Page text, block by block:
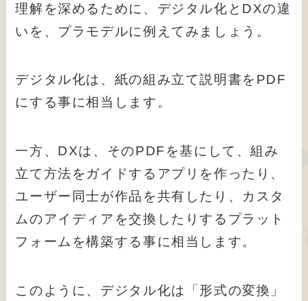
理解を深めるために、デジタル化とDXの違
いを、プラモデルに例えてみましょう。
デジタル化は、紙の組み立て説明書をPDF
にする事に相当します。
一方、DXは、そのPDFを基にして、組み
立て方法をガイドするアプリを作ったり、
ユーザー同士が作品を共有したり、カスタ
ムのアイディアを交換したりするプラット
フォームを構築する事に相当します。
このように、デジタル化は「形式の変換」